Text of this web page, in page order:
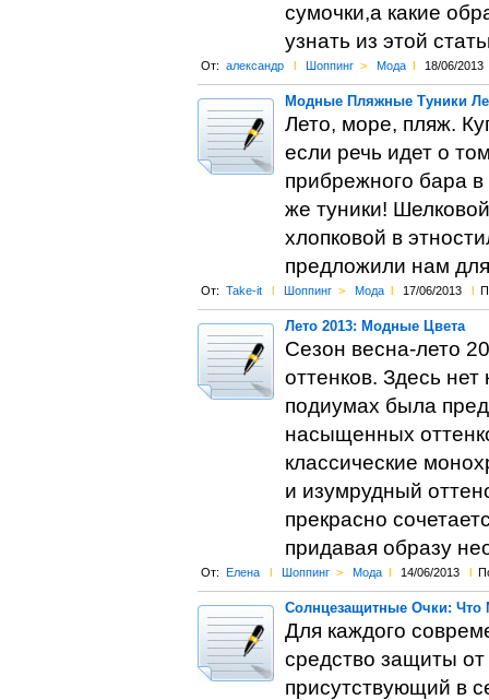
сумочки,а какие
узнать из этой
От: александр l Шоппинг > Мода l 18/06/2013
Модные Пляжные Туники
Лето, море, пляж.
если речь идет о
прибрежного бара
же туники!
хлопковой в
предложили нам
От: Take-it l Шоппинг > Мода l 17/06/2013 l
Лето 2013: Модные Цвета
Сезон весна-лето
оттенков. Здесь
подиумах была
насыщенных
классические
и изумрудный
прекрасно
придавая образу
От: Елена l Шоппинг > Мода l 14/06/2013 l
Солнцезащитные Очки:
Для каждого
средство защиты
присутствующий в